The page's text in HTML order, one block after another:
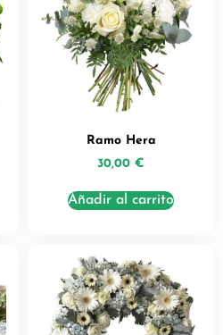
Ramo Hera
30,00 €
Añadir al carrito